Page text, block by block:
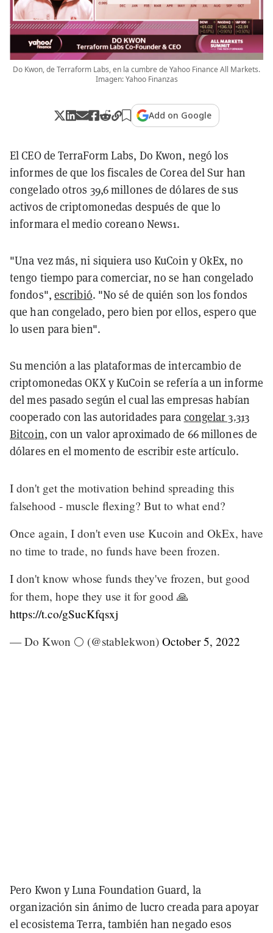
Do Kwon, de Terraform Labs, en la cumbre de Yahoo Finance All Markets.
Imagen: Yahoo Finanzas
Add on Google
El CEO de TerraForm Labs, Do Kwon, negó los
informes de que los fiscales de Corea del Sur han
congelado otros 39,6 millones de dólares de sus
activos de criptomonedas después de que lo
informara el medio coreano News1.
"Una vez más, ni siquiera uso KuCoin y OkEx, no
tengo tiempo para comerciar, no se han congelado
fondos", escribió. "No sé de quién son los fondos
que han congelado, pero bien por ellos, espero que
lo usen para bien".
Su mención a las plataformas de intercambio de
criptomonedas OKX y KuCoin se refería a un informe
del mes pasado según el cual las empresas habían
cooperado con las autoridades para congelar 3.313
Bitcoin, con un valor aproximado de 66 millones de
dólares en el momento de escribir este artículo.
I don't get the motivation behind spreading this
falsehood - muscle flexing? But to what end?
Once again, I don't even use Kucoin and OkEx, have
no time to trade, no funds have been frozen.
I don't know whose funds they've frozen, but good
for them, hope they use it for good 🙏
https://t.co/gSucKfqsxj
— Do Kwon 🌕 (@stablekwon) October 5, 2022
Pero Kwon y Luna Foundation Guard, la
organización sin ánimo de lucro creada para apoyar
el ecosistema Terra, también han negado esos